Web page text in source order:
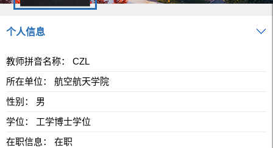
个人信息
教师拼音名称： CZL
所在单位： 航空航天学院
性别： 男
学位： 工学博士学位
在职信息： 在职